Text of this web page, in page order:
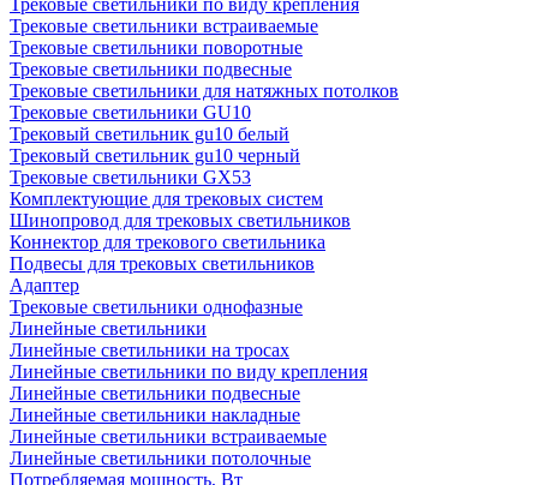
Трековые светильники по виду крепления
Трековые светильники встраиваемые
Трековые светильники поворотные
Трековые светильники подвесные
Трековые светильники для натяжных потолков
Трековые светильники GU10
Трековый светильник gu10 белый
Трековый светильник gu10 черный
Трековые светильники GX53
Комплектующие для трековых систем
Шинопровод для трековых светильников
Коннектор для трекового светильника
Подвесы для трековых светильников
Адаптер
Трековые светильники однофазные
Линейные светильники
Линейные светильники на тросах
Линейные светильники по виду крепления
Линейные светильники подвесные
Линейные светильники накладные
Линейные светильники встраиваемые
Линейные светильники потолочные
Потребляемая мощность, Вт